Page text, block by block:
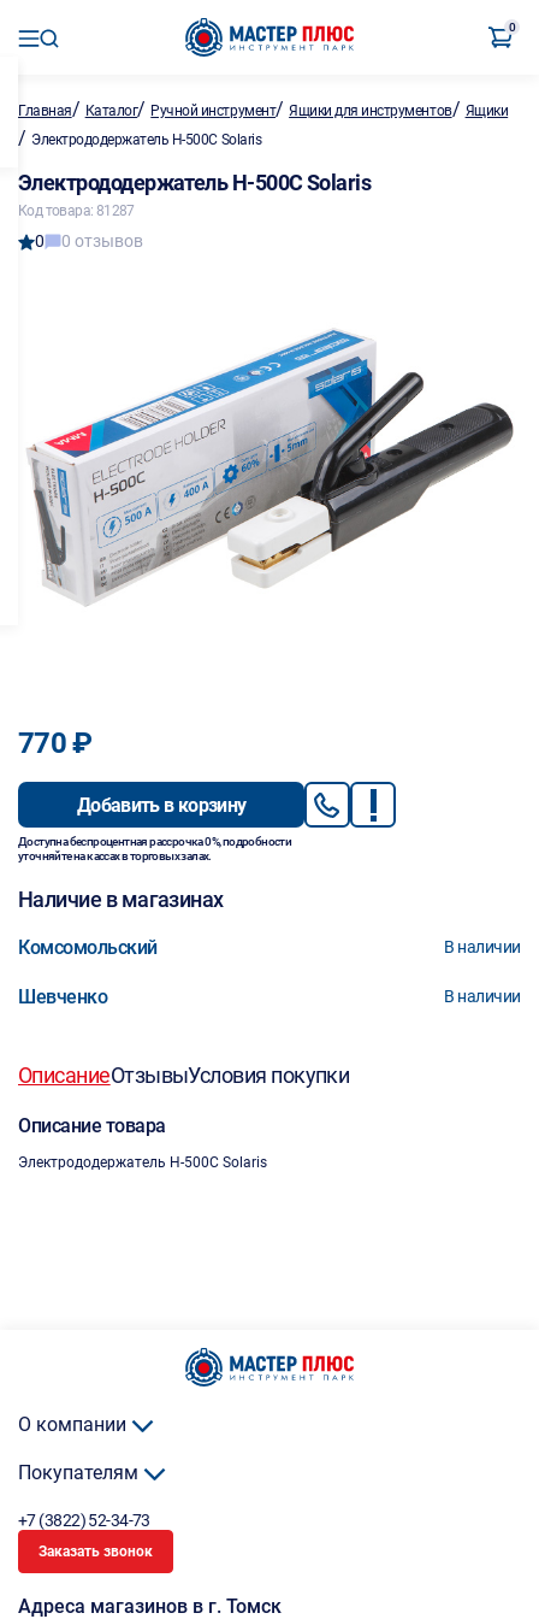
0
Главная/ Каталог/ Ручной инструмент/Ящики для инструментов/ Ящики
/ Электрододержатель H-500C Solaris
Электрододержатель H-500C Solaris
Код товара: 81287
0 0 отзывов
770 ₽
Добавить в корзину
Доступна беспроцентная рассрочка 0%, подробности
уточняйте на кассах в торговых залах.
Наличие в магазинах
Комсомольский В наличии
Шевченко В наличии
ОписаниеОтзывыУсловия покупки
Описание товара
Электрододержатель H-500C Solaris
О компании
Покупателям
+7 (3822) 52-34-73
Заказать звонок
Адреса магазинов в г. Томск